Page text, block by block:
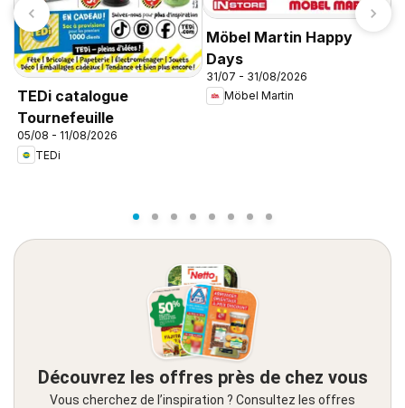
TEDi catalogue
Tournefeuille
05/08 - 11/08/2026
TEDi
Möbel Martin Happy
Days
31/07 - 31/08/2026
Möbel Martin
Découvrez les offres près de chez vous
Vous cherchez de l’inspiration ? Consultez les offres